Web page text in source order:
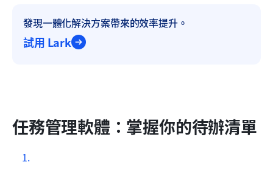
發現一體化解決方案帶來的效率提升。
試用 Lark
任務管理軟體：掌握你的待辦清單